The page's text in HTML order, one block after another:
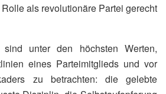
als revolutionäre Partei gerecht
unter den höchsten Werten,
eines Parteimitglieds und vor
zu betrachten: die gelebte